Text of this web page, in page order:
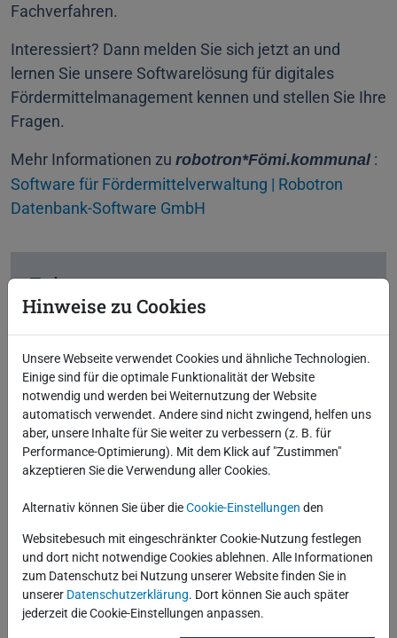
Fachverfahren.
Interessiert? Dann melden Sie sich jetzt an und
lernen Sie unsere Softwarelösung für digitales
Fördermittelmanagement kennen und stellen Sie Ihre
Fragen.
Mehr Informationen zu robotron*Fömi.kommunal :
Software für Fördermittelverwaltung | Robotron
Datenbank-Software GmbH
Fakten
19.05.2026
10:00 - 11:00 Uhr
Online
Download iCal Datei
Anmeldung
Das Registrierungsformular kann nicht angezeigt
Hinweise zu Cookies
Unsere Webseite verwendet Cookies und ähnliche Technologien.
Einige sind für die optimale Funktionalität der Website
notwendig und werden bei Weiternutzung der Website
automatisch verwendet. Andere sind nicht zwingend, helfen uns
aber, unsere Inhalte für Sie weiter zu verbessern (z. B. für
Performance-Optimierung). Mit dem Klick auf "Zustimmen"
akzeptieren Sie die Verwendung aller Cookies.
Alternativ können Sie über dieCookie-Einstellungen den
Websitebesuch mit eingeschränkter Cookie-Nutzung festlegen
und dort nicht notwendige Cookies ablehnen. Alle Informationen
zum Datenschutz bei Nutzung unserer Website finden Sie in
unserer Datenschutzerklärung. Dort können Sie auch später
jederzeit die Cookie-Einstellungen anpassen.